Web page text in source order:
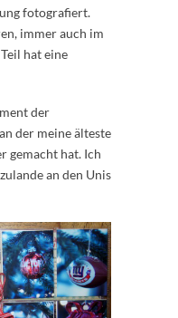
fotografiert.
immer auch im
hat eine
der
der meine älteste
gemacht hat. Ich
an den Unis